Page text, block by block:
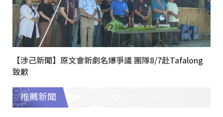
【涉己新聞】原文會新劇名爆爭議 團隊8/7赴Tafalong
致歉
推薦新聞